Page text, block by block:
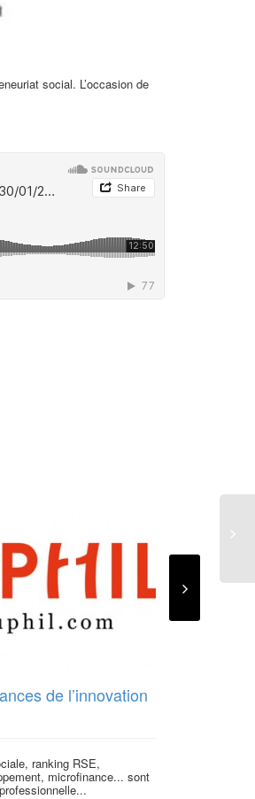
social. L’occasion de
de l’innovation
ranking RSE,
microfinance... sont